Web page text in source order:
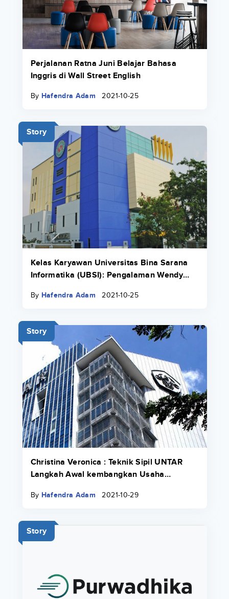
Perjalanan Ratna Juni Belajar Bahasa
Inggris di Wall Street English
By Hafendra Adam 2021-10-25
Story
Kelas Karyawan Universitas Bina Sarana
Informatika (UBSI): Pengalaman Wendy
By Hafendra Adam 2021-10-25
Story
Christina Veronica : Teknik Sipil UNTAR
Langkah Awal kembangkan Usaha
By Hafendra Adam 2021-10-29
Story